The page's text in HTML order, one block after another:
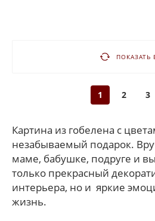
ПОКАЗАТЬ
1 2 3
Картина из гобелена с
незабываемый подарок.
маме, бабушке, подруге и
только прекрасный
интерьера, но и яркие
жизнь.